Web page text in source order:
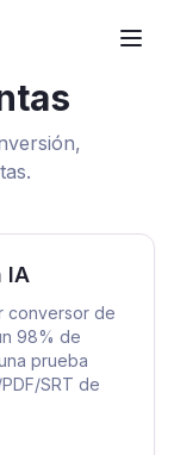
IA
conversor de
98% de
prueba
SRT de